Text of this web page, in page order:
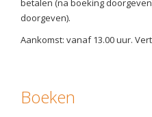
betalen (na boeking
doorgeven).
Aankomst: vanaf 13.00 uur.
Boeken